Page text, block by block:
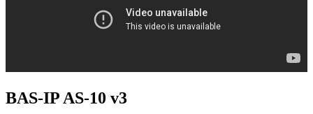
BAS-IP AS-10 v3